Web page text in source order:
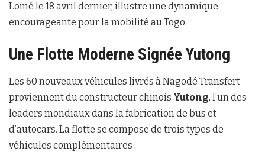
Lomé le 18 avril dernier, illustre une dynamique
encourageante pour la mobilité au Togo.
Une Flotte Moderne Signée Yutong
Les 60 nouveaux véhicules livrés à Nagodé Transfert
proviennent du constructeur chinois Yutong, l’un des
leaders mondiaux dans la fabrication de bus et
d’autocars. La flotte se compose de trois types de
véhicules complémentaires :